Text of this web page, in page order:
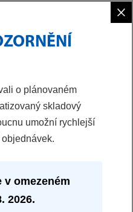
cm
×
o plánovaném
skladový
umožní rychlejší
v omezeném
2026.